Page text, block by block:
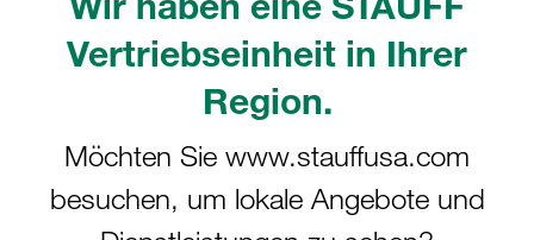
Vertriebseinheit in Ihrer
Region.
Möchten Sie www.stauffusa.com
besuchen, um lokale Angebote und
tatsächlichen Produkt abweichen.
Komplettschelle Standard-Baureihe Gr.
3 Ø22mm Polyamid W10 glatt, ohne
Vorspannung Anschweißpl., kurz IS-